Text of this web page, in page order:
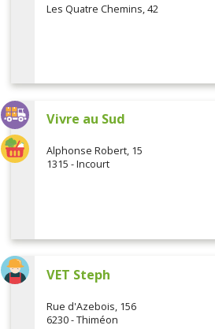
Les Quatre Chemins, 42
Vivre au Sud
Alphonse Robert, 15
1315 - Incourt
VET Steph
Rue d'Azebois, 156
6230 - Thiméon